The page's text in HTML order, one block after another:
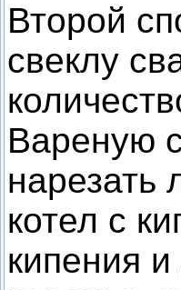
Второй
свеклу
Вареную
нарезать
котел с
кипения